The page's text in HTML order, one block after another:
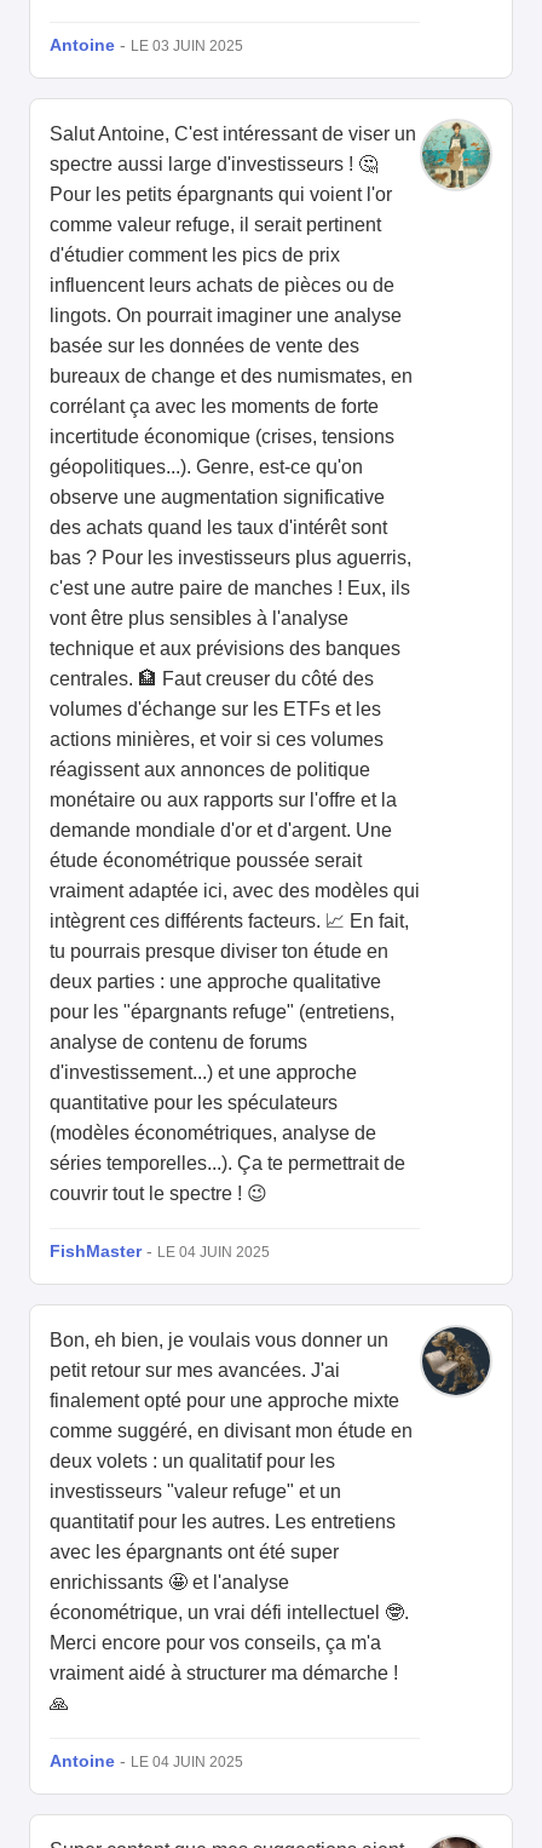
Antoine - LE 03 JUIN 2025
Salut Antoine, C'est intéressant de viser un
spectre aussi large d'investisseurs ! 🤔
Pour les petits épargnants qui voient l'or
comme valeur refuge, il serait pertinent
d'étudier comment les pics de prix
influencent leurs achats de pièces ou de
lingots. On pourrait imaginer une analyse
basée sur les données de vente des
bureaux de change et des numismates, en
corrélant ça avec les moments de forte
incertitude économique (crises, tensions
géopolitiques...). Genre, est-ce qu'on
observe une augmentation significative
des achats quand les taux d'intérêt sont
bas ? Pour les investisseurs plus aguerris,
c'est une autre paire de manches ! Eux, ils
vont être plus sensibles à l'analyse
technique et aux prévisions des banques
centrales. 🏦 Faut creuser du côté des
volumes d'échange sur les ETFs et les
actions minières, et voir si ces volumes
réagissent aux annonces de politique
monétaire ou aux rapports sur l'offre et la
demande mondiale d'or et d'argent. Une
étude économétrique poussée serait
vraiment adaptée ici, avec des modèles qui
intègrent ces différents facteurs. 📈 En fait,
tu pourrais presque diviser ton étude en
deux parties : une approche qualitative
pour les "épargnants refuge" (entretiens,
analyse de contenu de forums
d'investissement...) et une approche
quantitative pour les spéculateurs
(modèles économétriques, analyse de
séries temporelles...). Ça te permettrait de
couvrir tout le spectre ! 😉
FishMaster- LE 04 JUIN 2025
Bon, eh bien, je voulais vous donner un
petit retour sur mes avancées. J'ai
finalement opté pour une approche mixte
comme suggéré, en divisant mon étude en
deux volets : un qualitatif pour les
investisseurs "valeur refuge" et un
quantitatif pour les autres. Les entretiens
avec les épargnants ont été super
enrichissants 🤩 et l'analyse
économétrique, un vrai défi intellectuel 🤓.
Merci encore pour vos conseils, ça m'a
vraiment aidé à structurer ma démarche !
🙏
Antoine - LE 04 JUIN 2025